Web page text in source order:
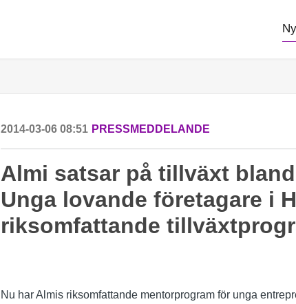
2014-03-06 08:51 PRESSMEDDELANDE
Almi satsar på tillväxt
Unga lovande företagare i
riksomfattande
Nu har Almis riksomfattande mentorprogram för unga